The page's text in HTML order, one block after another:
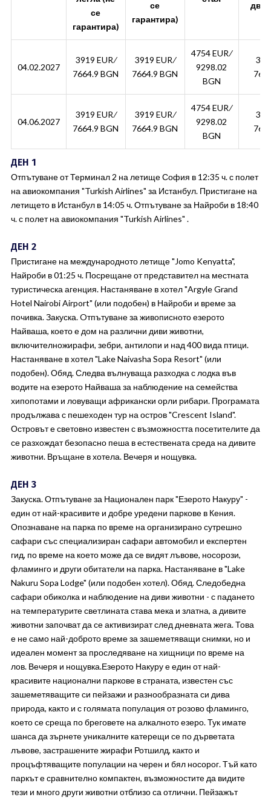
се
гарантира)
се
гарантира)
04.02.2027
3919 EUR ∕
7664.9 BGN
3919 EUR ∕
7664.9 BGN
4754 EUR ∕
9298.02
BGN
04.06.2027
3919 EUR ∕
7664.9 BGN
3919 EUR ∕
7664.9 BGN
4754 EUR ∕
9298.02
BGN
ДЕН 1
Отпътуване от Терминал 2 на летище София в 12:35 ч. с полет
на авиокомпания "Turkish Airlines" за Истанбул. Пристигане на
летището в Истанбул в 14:05 ч. Отпътуване за Найроби в 18:40
ч. с полет на авиокомпания "Turkish Airlines" .
ДЕН 2
Пристигане на международното летище "Jomo Kenyatta",
Найроби в 01:25 ч. Посрещане от представител на местната
туристическа агенция. Настаняване в хотел "Argyle Grand
Hotel Nairobi Airport" (или подобен) в Найроби и време за
почивка. Закуска. Oтпътуване за живописното езерото
Найваша, което е дом на различни диви животни,
включителножирафи, зебри, антилопи и над 400 вида птици.
Настаняване в хотел "Lake Naivasha Sopa Resort" (или
подобен). Обяд. Следва вълнуваща разходка с лодка във
водите на езерото Найваша за наблюдение на семейства
хипопотами и ловуващи африкански орли рибари. Програмата
продължава с пешеходен тур на остров "Crescent Island".
Островът е световно известен с възможността посетителите да
се разхождат безопасно пеша в естествената среда на дивите
животни. Връщане в хотела. Вечеря и нощувка.
ДЕН 3
Закуска. Отпътуване за Национален парк "Езерото Накуру" -
един от най-красивите и добре уредени паркове в Кения.
Опознаване на парка по време на организирано сутрешно
сафари със специализиран сафари автомобил и експертен
гид, по време на което може да се видят лъвове, носорози,
фламинго и други обитатели на парка. Настаняване в "Lake
Nakuru Sopa Lodge" (или подобен хотел). Обяд. Следобедна
сафари обиколка и наблюдение на диви животни - с падането
на температурите светлината става мека и златна, а дивите
животни започват да се активизират след дневната жега. Това
е не само най-доброто време за зашеметяващи снимки, но и
идеален момент за проследяване на хищници по време на
лов. Вечеря и нощувка.Езерото Накуру е един от най-
красивите национални паркове в страната, известен със
зашеметяващите си пейзажи и разнообразната си дива
природа, както и с голямата популация от розово фламинго,
което се среща по бреговете на алкалното езеро. Тук имате
шанса да зърнете уникалните катерещи се по дърветата
лъвове, застрашените жирафи Ротшилд, както и
процъфтяващите популации на черен и бял носорог. Тъй като
паркът е сравнително компактен, възможностите да видите
тези и много други животни отблизо са отлични. Пейзажът